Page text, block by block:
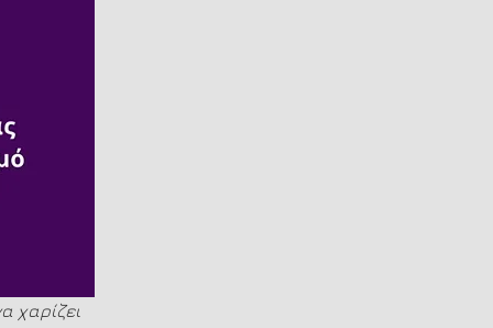
χαρίζει